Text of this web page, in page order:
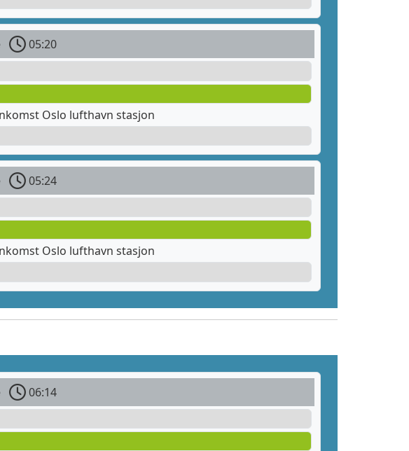
05:20
Oslo lufthavn stasjon
05:24
Oslo lufthavn stasjon
06:14